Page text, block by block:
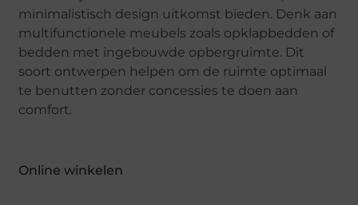
minimalistisch design uitkomst bieden. Denk aan
multifunctionele meubels zoals opklapbedden of
bedden met ingebouwde opbergruimte. Dit
soort ontwerpen helpen om de ruimte optimaal
te benutten zonder concessies te doen aan
comfort.
Online winkelen